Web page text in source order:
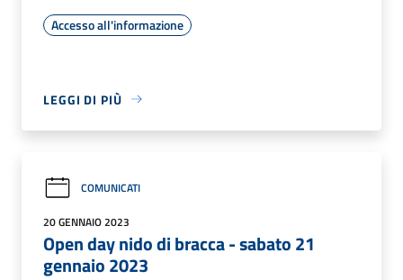
Accesso all'informazione
LEGGI DI PIÙ
COMUNICATI
20 GENNAIO 2023
Open day nido di bracca - sabato 21
gennaio 2023